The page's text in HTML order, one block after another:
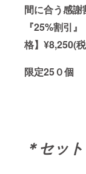
間に合う感謝
『25%割引
格】¥8,250(
限定25０個
＊セット